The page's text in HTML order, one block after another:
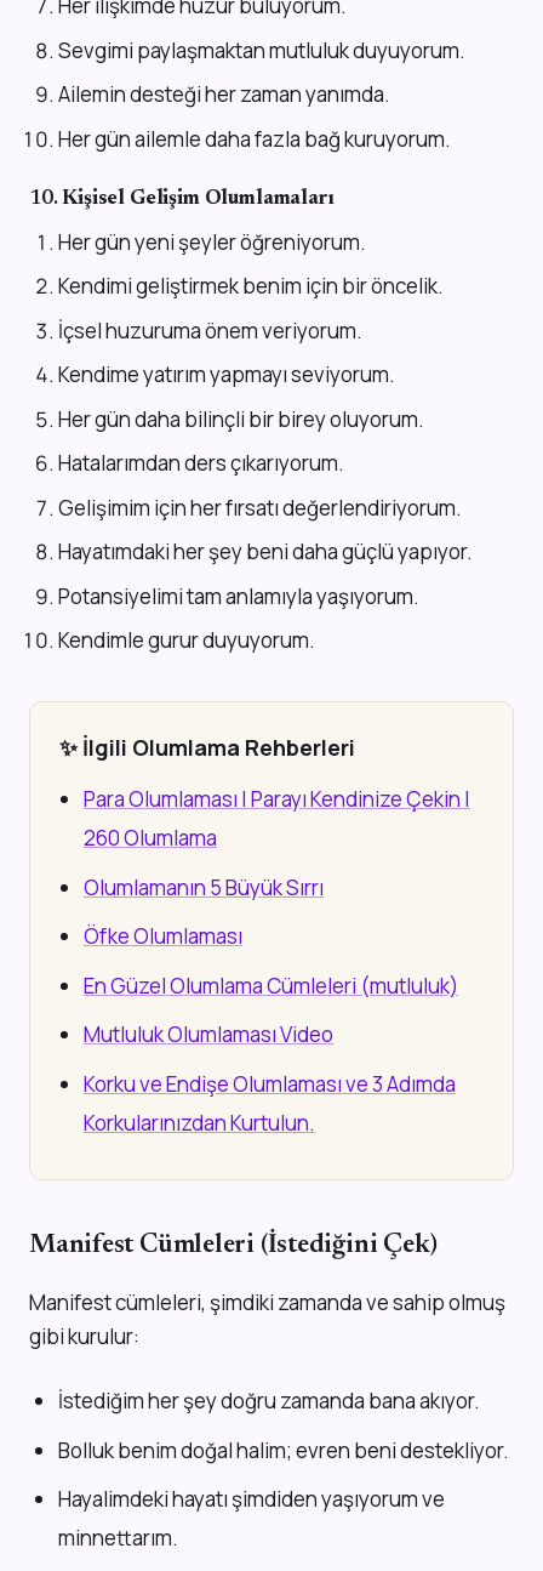
Her ilişkimde huzur buluyorum.
Sevgimi paylaşmaktan mutluluk duyuyorum.
Ailemin desteği her zaman yanımda.
Her gün ailemle daha fazla bağ kuruyorum.
10.Kişisel Gelişim Olumlamaları
Her gün yeni şeyler öğreniyorum.
Kendimi geliştirmek benim için bir öncelik.
İçsel huzuruma önem veriyorum.
Kendime yatırım yapmayı seviyorum.
Her gün daha bilinçli bir birey oluyorum.
Hatalarımdan ders çıkarıyorum.
Gelişimim için her fırsatı değerlendiriyorum.
Hayatımdaki her şey beni daha güçlü yapıyor.
Potansiyelimi tam anlamıyla yaşıyorum.
Kendimle gurur duyuyorum.
✨ İlgili Olumlama Rehberleri
Para Olumlaması | Parayı Kendinize Çekin |
260 Olumlama
Olumlamanın 5 Büyük Sırrı
Öfke Olumlaması
En Güzel Olumlama Cümleleri (mutluluk)
Mutluluk Olumlaması Video
Korku ve Endişe Olumlaması ve 3 Adımda
Korkularınızdan Kurtulun.
Manifest Cümleleri (İstediğini Çek)
Manifest cümleleri, şimdiki zamanda ve sahip olmuş
gibi kurulur:
İstediğim her şey doğru zamanda bana akıyor.
Bolluk benim doğal halim; evren beni destekliyor.
Hayalimdeki hayatı şimdiden yaşıyorum ve
minnettarım.